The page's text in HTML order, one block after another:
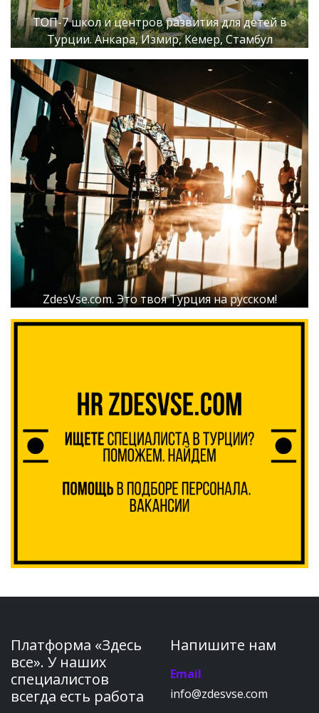
ТОП-7 школ и центров развития для детей в
Турции. Анкара, Измир, Кемер, Стамбул
ZdesVse.com. Это твоя Турция на русском!
Платформа «Здесь
все». У наших
специалистов
всегда есть работа
Напишите нам
Email
info@zdesvse.com